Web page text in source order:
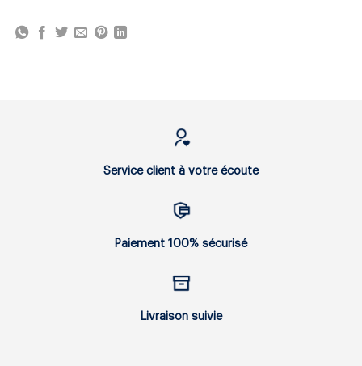
Service client à votre écoute
Paiement 100% sécurisé
Livraison suivie